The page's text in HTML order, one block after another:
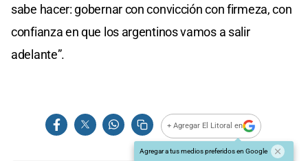
sabe hacer: gobernar con convicción con firmeza, con
confianza en que los argentinos vamos a salir
adelante”.
+ Agregar El Litoral en
Agregar a tus medios preferidos en Google